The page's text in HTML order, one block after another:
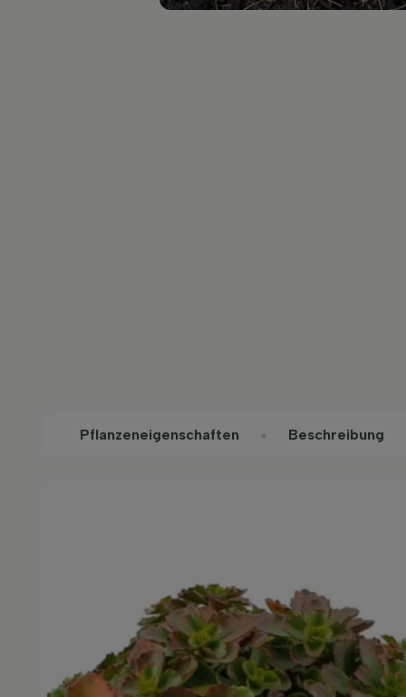
Pflanzeneigenschaften Beschreibung